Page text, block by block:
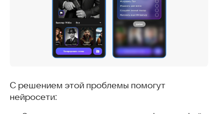
С решением этой проблемы помогут
нейросети: